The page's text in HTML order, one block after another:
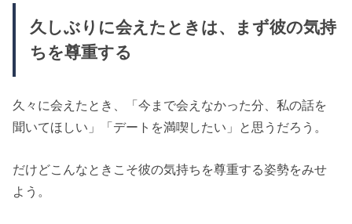
久しぶりに会えたときは、まず彼の気持
ちを尊重する
久々に会えたとき、「今まで会えなかった分、私の話を
聞いてほしい」「デートを満喫したい」と思うだろう。
だけどこんなときこそ彼の気持ちを尊重する姿勢をみせ
よう。